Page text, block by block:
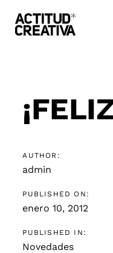
links
primary
navigation
AUTHOR:
admin
PUBLISHED ON:
enero 10, 2012
PUBLISHED IN:
Novedades
navigation